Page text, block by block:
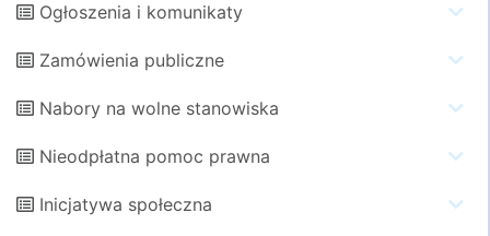
Ogłoszenia i komunikaty
Zamówienia publiczne
Nabory na wolne stanowiska
Nieodpłatna pomoc prawna
Inicjatywa społeczna